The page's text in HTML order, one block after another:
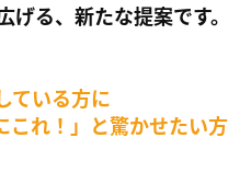
る、新たな提案です。
ている方に
れ！」と驚かせたい方